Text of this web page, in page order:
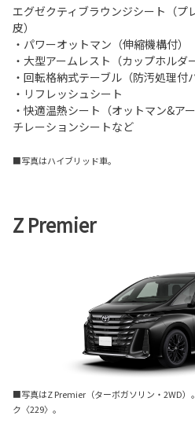
エグゼクティブラウンジシート（プ
皮）
・パワーオットマン（伸縮機構付）
・大型アームレスト（カップホルダ
・回転格納式テーブル（防汚処理付
・リフレッシュシート
・快適温熱シート（オットマン&ア
チレーションシートなど
■写真はハイブリッド車。
Z Premier
■写真はZ Premier（ターボガソリン・2WD）
ク〈229〉。